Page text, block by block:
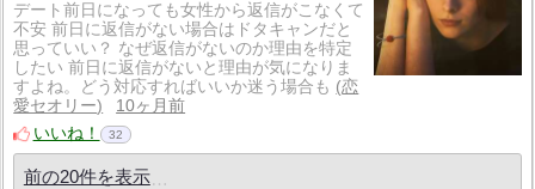
デート前日になっても女性から返信がこなくて
不安 前日に返信がない場合はドタキャンだと
思っていい？ なぜ返信がないのか理由を特定
したい 前日に返信がないと理由が気になりま
すよね。どう対応すればいいか迷う場合も
恋
愛セオリー
10ヶ月前
いいね！
32
前の20件を表示